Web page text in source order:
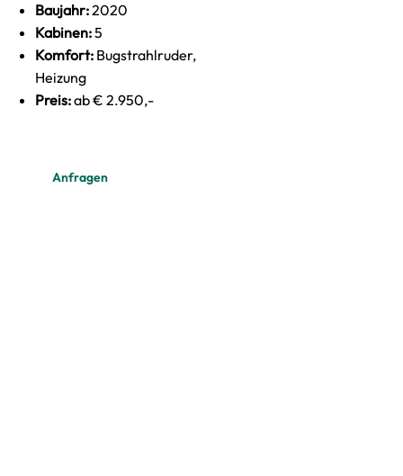
Baujahr:2020
Kabinen:5
Komfort: Bugstrahlruder,
Heizung
Preis:ab € 2.950,-
Anfragen